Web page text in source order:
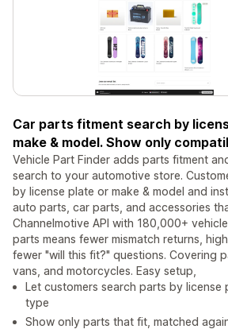
Car parts fitment search by
make & model. Show only
Vehicle Part Finder adds parts fitment
search to your automotive store.
by license plate or make & model and
auto parts, car parts, and accessories
Channelmotive API with 180,000+
parts means fewer mismatch returns,
fewer "will this fit?" questions. Covering
vans, and motorcycles. Easy setup,
Let customers search parts by license
type
Show only parts that fit, matched